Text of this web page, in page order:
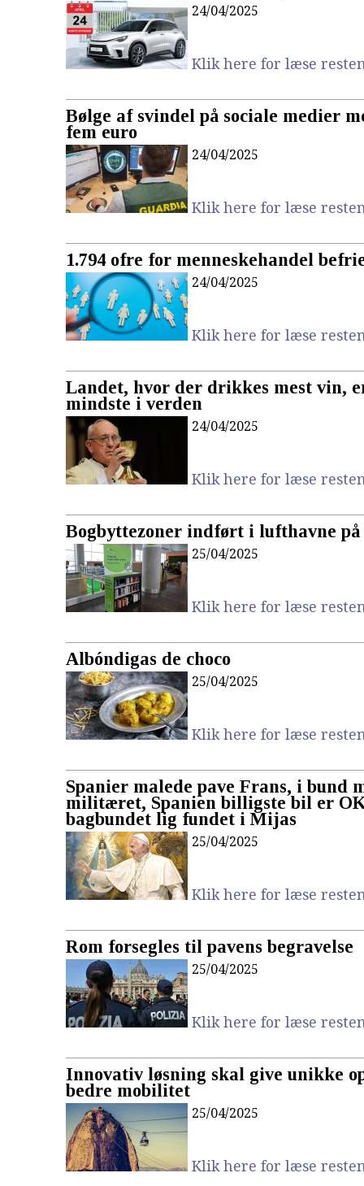
24/04/2025
Klik here for læse
Bølge af svindel på sociale medier
fem euro
24/04/2025
Klik here for læse
1.794 ofre for menneskehandel
24/04/2025
Klik here for læse
Landet, hvor der drikkes mest vin,
mindste i verden
24/04/2025
Klik here for læse
Bogbyttezoner indført i lufthavne
25/04/2025
Klik here for læse
Albóndigas de choco
25/04/2025
Klik here for læse
Spanier malede pave Frans, i bund
militæret, Spanien billigste bil er
bagbundet lig fundet i Mijas
25/04/2025
Klik here for læse
Rom forsegles til pavens begravelse
25/04/2025
Klik here for læse
Innovativ løsning skal give unikke
bedre mobilitet
25/04/2025
Klik here for læse